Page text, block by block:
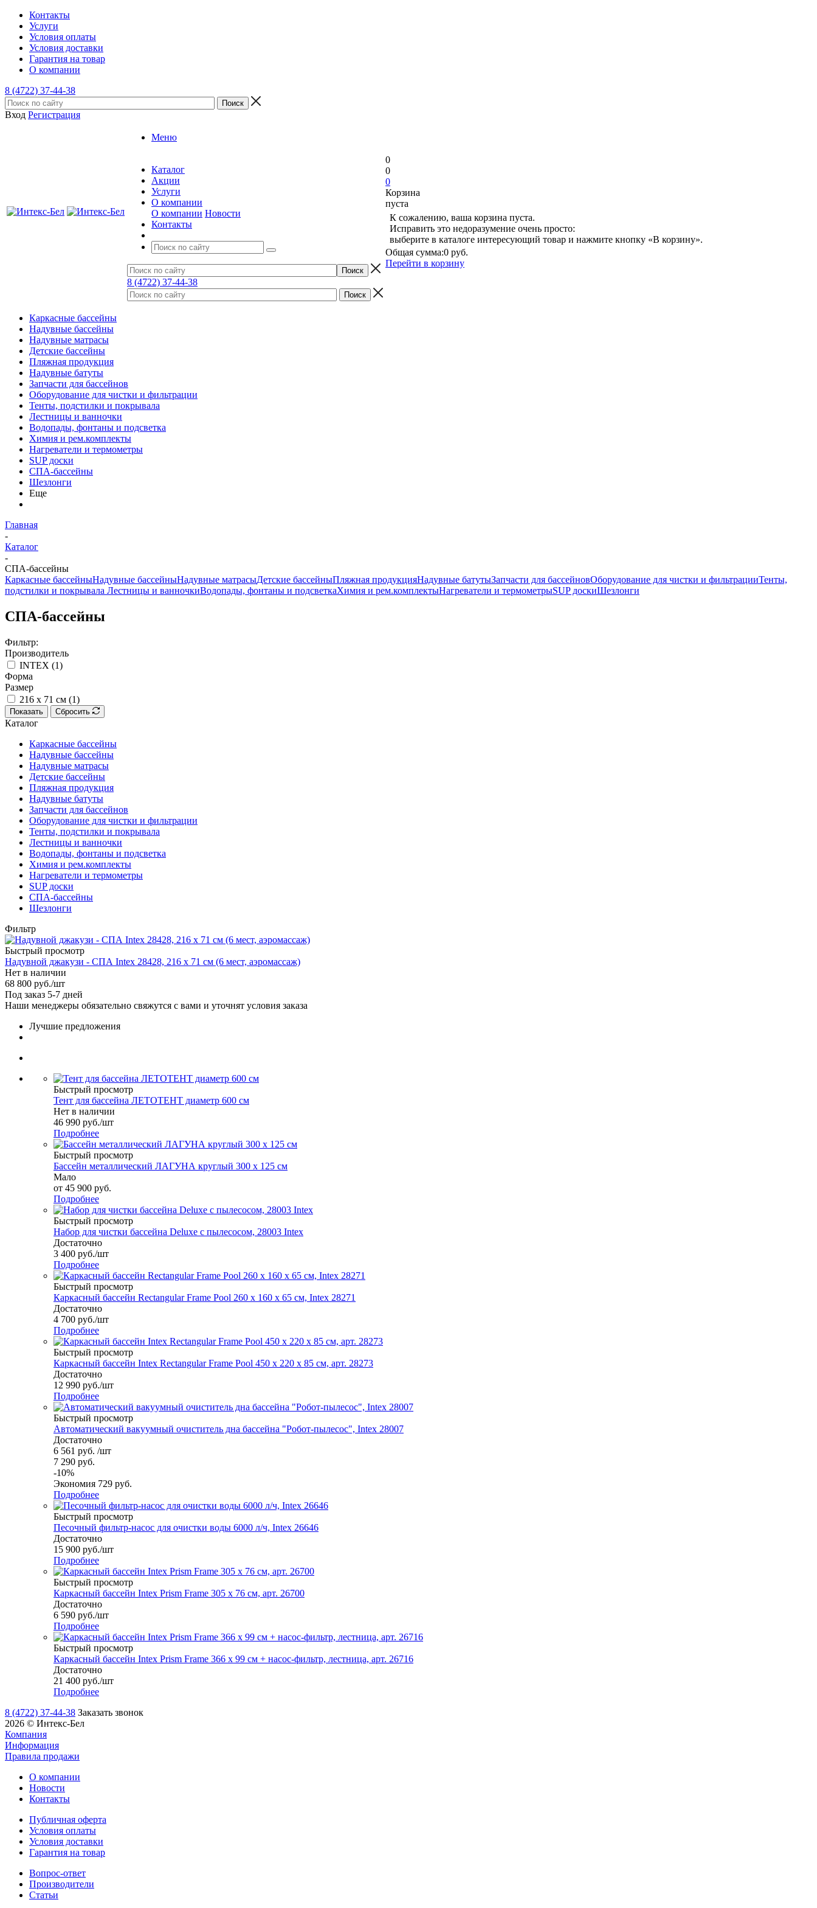
Контакты
Услуги
Условия оплаты
Условия доставки
Гарантия на товар
О компании
8 (4722) 37-44-38
Вход Регистрация
Меню
Каталог
Акции
Услуги
О компании
О компании Новости
Контакты
8 (4722) 37-44-38
0
0
0
Корзина
пуста
К сожалению, ваша корзина пуста.
Исправить это недоразумение очень просто:
выберите в каталоге интересующий товар и нажмите кнопку «В корзину».
Общая сумма:0 руб.
Перейти в корзину
Каркасные бассейны
Надувные бассейны
Надувные матрасы
Детские бассейны
Пляжная продукция
Надувные батуты
Запчасти для бассейнов
Оборудование для чистки и фильтрации
Тенты, подстилки и покрывала
Лестницы и ванночки
Водопады, фонтаны и подсветка
Химия и рем.комплекты
Нагреватели и термометры
SUP доски
СПА-бассейны
Шезлонги
Еще
Главная
-
Каталог
-
СПА-бассейны
Каркасные бассейныНадувные бассейныНадувные матрасыДетские бассейныПляжная продукцияНадувные батутыЗапчасти для бассейновОборудование для чистки и фильтрацииТенты,
подстилки и покрывала Лестницы и ванночкиВодопады, фонтаны и подсветкаХимия и рем.комплектыНагреватели и термометрыSUP доскиШезлонги
СПА-бассейны
Фильтр:
Производитель
INTEX (1)
Форма
Размер
216 х 71 см (1)
Показать Сбросить
Каталог
Каркасные бассейны
Надувные бассейны
Надувные матрасы
Детские бассейны
Пляжная продукция
Надувные батуты
Запчасти для бассейнов
Оборудование для чистки и фильтрации
Тенты, подстилки и покрывала
Лестницы и ванночки
Водопады, фонтаны и подсветка
Химия и рем.комплекты
Нагреватели и термометры
SUP доски
СПА-бассейны
Шезлонги
Фильтр
Быстрый просмотр
Надувной джакузи - СПА Intex 28428, 216 х 71 см (6 мест, аэромассаж)
Нет в наличии
68 800 руб./шт
Под заказ 5-7 дней
Наши менеджеры обязательно свяжутся с вами и уточнят условия заказа
Лучшие предложения
Быстрый просмотр
Тент для бассейна ЛЕТОТЕНТ диаметр 600 см
Нет в наличии
46 990 руб./шт
Подробнее
Быстрый просмотр
Бассейн металлический ЛАГУНА круглый 300 х 125 см
Мало
от 45 900 руб.
Подробнее
Быстрый просмотр
Набор для чистки бассейна Deluxe с пылесосом, 28003 Intex
Достаточно
3 400 руб./шт
Подробнее
Быстрый просмотр
Каркасный бассейн Rectangular Frame Pool 260 х 160 х 65 см, Intex 28271
Достаточно
4 700 руб./шт
Подробнее
Быстрый просмотр
Каркасный бассейн Intex Rectangular Frame Pool 450 х 220 х 85 см, арт. 28273
Достаточно
12 990 руб./шт
Подробнее
Быстрый просмотр
Автоматический вакуумный очиститель дна бассейна "Робот-пылесос", Intex 28007
Достаточно
6 561 руб. /шт
7 290 руб.
-10%
Экономия 729 руб.
Подробнее
Быстрый просмотр
Песочный фильтр-насос для очистки воды 6000 л/ч, Intex 26646
Достаточно
15 900 руб./шт
Подробнее
Быстрый просмотр
Каркасный бассейн Intex Prism Frame 305 x 76 см, арт. 26700
Достаточно
6 590 руб./шт
Подробнее
Быстрый просмотр
Каркасный бассейн Intex Prism Frame 366 х 99 см + насос-фильтр, лестница, арт. 26716
Достаточно
21 400 руб./шт
Подробнее
8 (4722) 37-44-38 Заказать звонок
2026 © Интекс-Бел
Компания
Информация
Правила продажи
О компании
Новости
Контакты
Публичная оферта
Условия оплаты
Условия доставки
Гарантия на товар
Вопрос-ответ
Производители
Статьи